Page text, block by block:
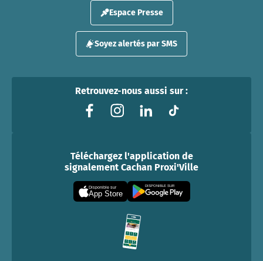
Espace Presse
Soyez alertés par SMS
Retrouvez-nous aussi sur :
Téléchargez l'application de
signalement Cachan Proxi'Ville
Disponible sur
App Store
DISPONIBLE SUR